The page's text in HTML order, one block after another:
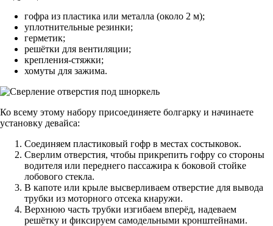
гофра из пластика или металла (около 2 м);
уплотнительные резинки;
герметик;
решётки для вентиляции;
крепления-стяжки;
хомуты для зажима.
Ко всему этому набору присоединяете болгарку и начинаете
установку девайса:
Соединяем пластиковый гофр в местах состыковок.
Сверлим отверстия, чтобы прикрепить гофру со стороны
водителя или переднего пассажира к боковой стойке
лобового стекла.
В капоте или крыле высверливаем отверстие для вывода
трубки из моторного отсека кнаружи.
Верхнюю часть трубки изгибаем вперёд, надеваем
решётку и фиксируем самодельными кронштейнами.